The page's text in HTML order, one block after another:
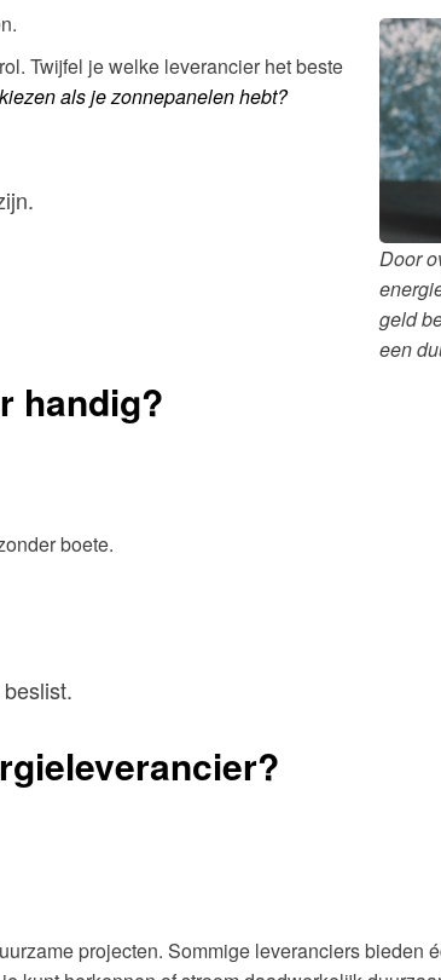
Door
geld
een
Twijfel je welke leverancier het beste
als je zonnepanelen hebt?
handig?
boete.
projecten. Sommige leveranciers bieden